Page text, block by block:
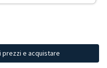
e acquistare